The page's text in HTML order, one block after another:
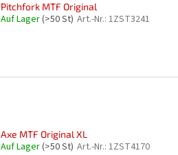
Pitchfork MTF Original
Auf Lager(>50 St) Art.-Nr.: 1ZST3241
Axe MTF Original XL
Auf Lager(>50 St) Art.-Nr.: 1ZST4170